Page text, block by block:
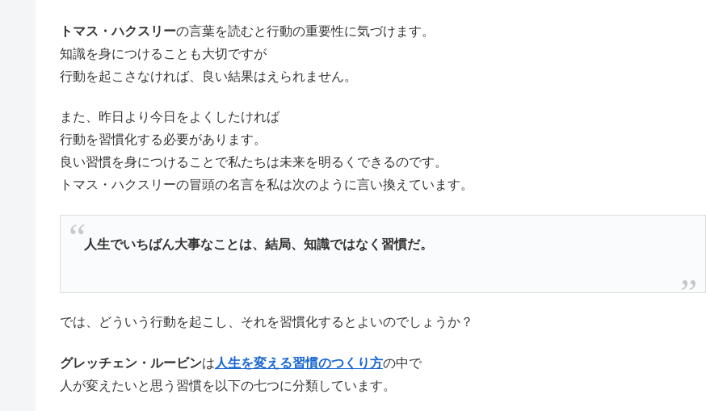
トマス・ハクスリーの言葉を読むと行動の重要性に気づけます。
知識を身につけることも大切ですが
行動を起こさなければ、良い結果はえられません。
また、昨日より今日をよくしたければ
行動を習慣化する必要があります。
良い習慣を身につけることで私たちは未来を明るくできるのです。
トマス・ハクスリーの冒頭の名言を私は次のように言い換えています。
人生でいちばん大事なことは、結局、知識ではなく習慣だ。
では、どういう行動を起こし、それを習慣化するとよいのでしょうか？
グレッチェン・ルービンは 人生を変える習慣のつくり方の中で
人が変えたいと思う習慣を以下の七つに分類しています。